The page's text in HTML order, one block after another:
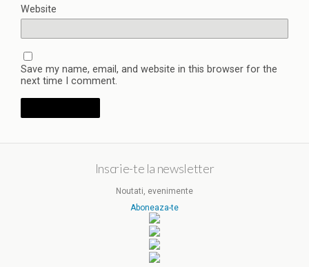
Website
Save my name, email, and website in this browser for the
next time I comment.
Inscrie-te la newsletter
Noutati, evenimente
Aboneaza-te